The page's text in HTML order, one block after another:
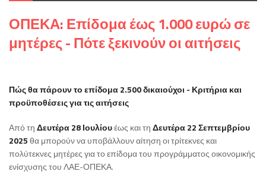
ΟΠΕΚΑ: Επίδομα έως 1.000 ευρώ σε
μητέρες - Πότε ξεκινούν οι αιτήσεις
Πώς θα πάρουν το επίδομα 2.500 δικαιούχοι - Κριτήρια και
προϋποθέσεις για τις αιτήσεις
Από τηΔευτέρα 28 Ιουλίουέως και τηΔευτέρα 22 Σεπτεμβρίου
2025θα μπορούν να υποβάλλουν αίτηση οι τρίτεκνες και
πολύτεκνες μητέρες για το επίδομα του προγράμματος οικονομικής
ενίσχυσης του ΛΑΕ-ΟΠΕΚΑ.